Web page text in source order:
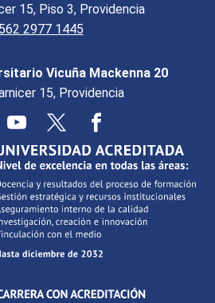
15, Piso 3, Providencia
2977 1445
Vicuña Mackenna 20
15, Providencia